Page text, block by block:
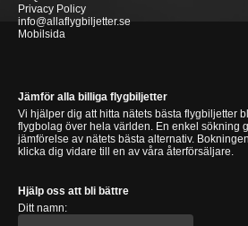
Privacy Policy
info@allaflygbiljetter.se
Mobilsida
Jämför alla billiga flygbiljetter
Vi hjälper dig att hitta nätets bästa flygbiljetter
flygbolag över hela världen. En enkel sökning
jämförelse av nätets bästa alternativ.
klicka dig vidare till en av våra återförsäljare.
Hjälp oss att bli bättre
Ditt namn: